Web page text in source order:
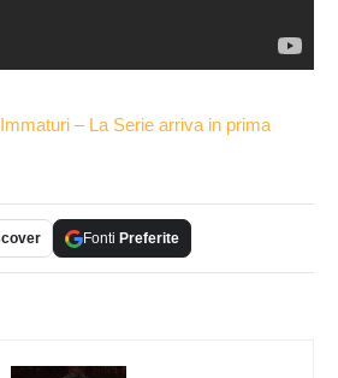
Immaturi – La Serie arriva in prima
Fonti Preferite